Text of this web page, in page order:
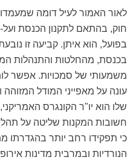
לאור האמור לעיל דומה
חוק, בהתאם לתקנון הכנסת
בפועל, הוא איתן. קביעה זו
בכנסת, מהחלטות והתנהלות
משמעותי של סמכויות. אפשר
עונה על מאפייני המודל
שלו הוא יו"ר הקונגרס
חשובות המקנות שליטה על
כי תפקידו רחב יותר בהגדרתו
הנורדיות ובמרבית מדינות